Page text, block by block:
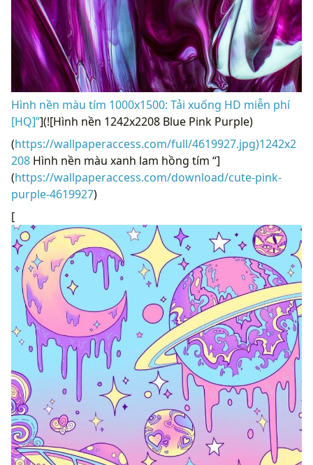
Hình nền màu tím 1000x1500: Tải xuống HD miễn phí
[HQ]”](![Hình nền 1242x2208 Blue Pink Purple)
(https://wallpaperaccess.com/full/4619927.jpg)1242x2
208 Hình nền màu xanh lam hồng tím “]
(https://wallpaperaccess.com/download/cute-pink-
purple-4619927)
[